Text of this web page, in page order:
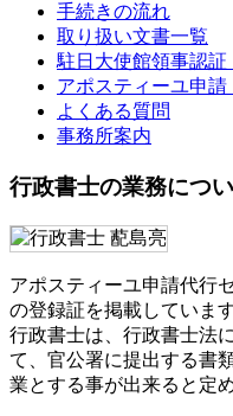
手続きの流れ
取り扱い文書一覧
駐日大使館領事認
アポスティーユ申
よくある質問
事務所案内
行政書士の業務につ
アポスティーユ申請代行
の登録証を掲載しています
行政書士は、行政書士法
て、官公署に提出する書
業とする事が出来ると定